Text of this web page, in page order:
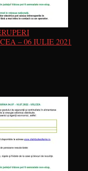
– 06 IULIE 2021